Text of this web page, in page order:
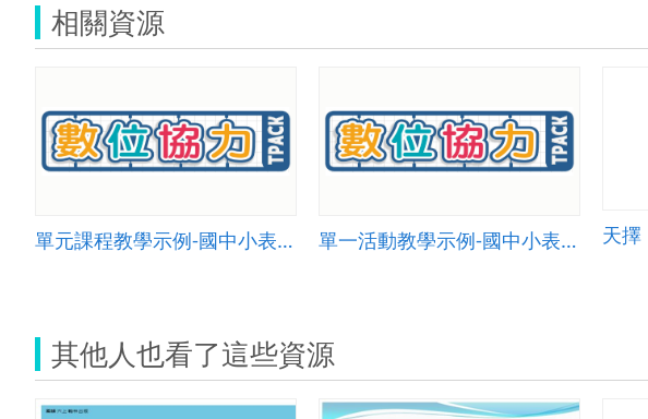
相關資源
單元課程教學示例-國中小表演001 單一活動教學示例-國中小表演 001 天擇
其他人也看了這些資源